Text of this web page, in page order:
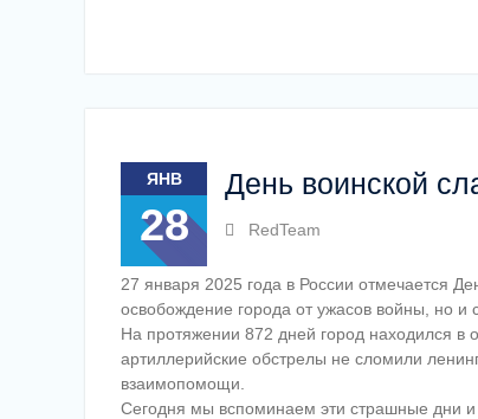
ЯНВ
28
День воинской
RedTeam
27 января 2025 года в России отмечается
освобождение города от ужасов войны, но и
На протяжении 872 дней город находился в
артиллерийские обстрелы не сломили
взаимопомощи.
Сегодня мы вспоминаем эти страшные дни